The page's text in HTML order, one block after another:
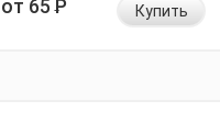
от 65Р Купить